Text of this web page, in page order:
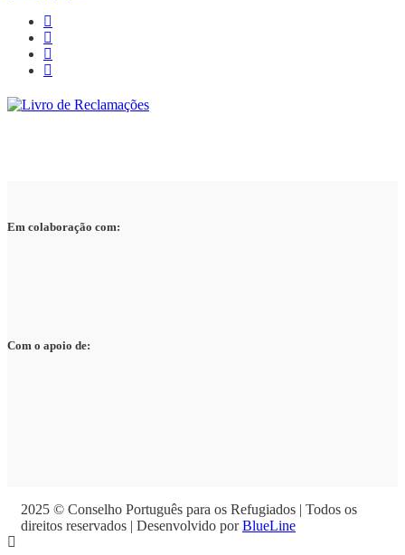
Em colaboração com:
Com o apoio de:
2025 © Conselho Português para os Refugiados | Todos os
direitos reservados | Desenvolvido porBlueLine